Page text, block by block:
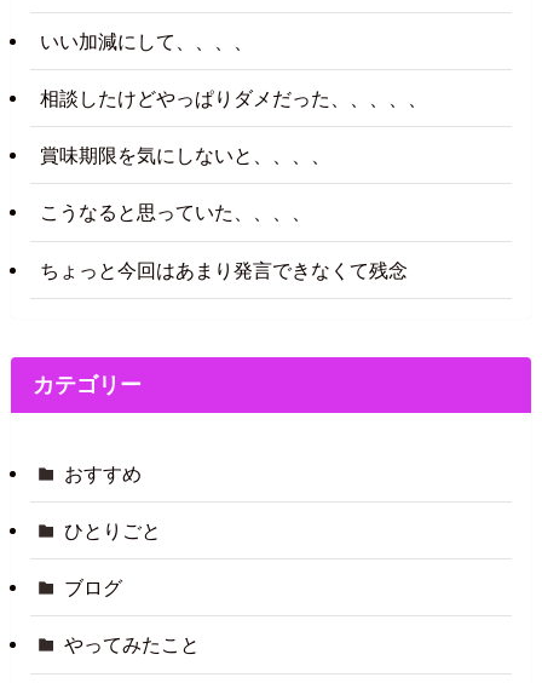
いい加減にして、、、、
相談したけどやっぱりダメだった、、、、、
賞味期限を気にしないと、、、、
こうなると思っていた、、、、
ちょっと今回はあまり発言できなくて残念
カテゴリー
おすすめ
ひとりごと
ブログ
やってみたこと